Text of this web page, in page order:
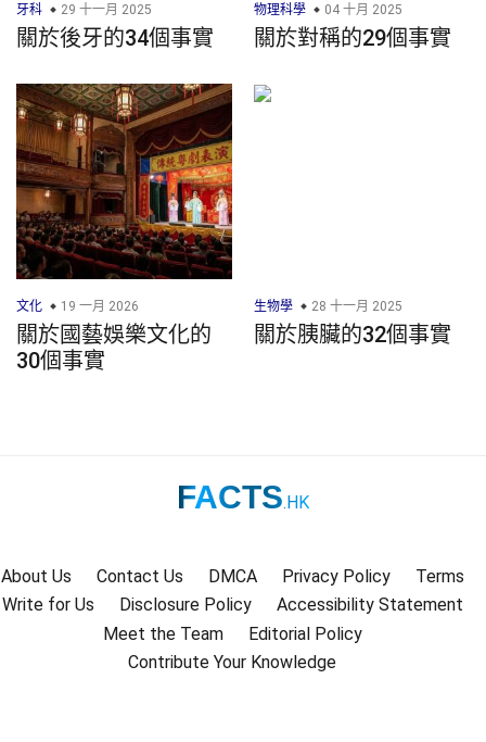
牙科 29 十一月 2025
關於後牙的34個事實
物理科學 04 十月 2025
關於對稱的29個事實
文化 19 一月 2026
關於國藝娛樂文化的
30個事實
生物學 28 十一月 2025
關於胰臟的32個事實
FACTS.HK
About Us Contact Us DMCA Privacy Policy
Terms
Write for Us
Disclosure Policy
Accessibility Statement
Meet the Team
Editorial Policy
Contribute Your Knowledge